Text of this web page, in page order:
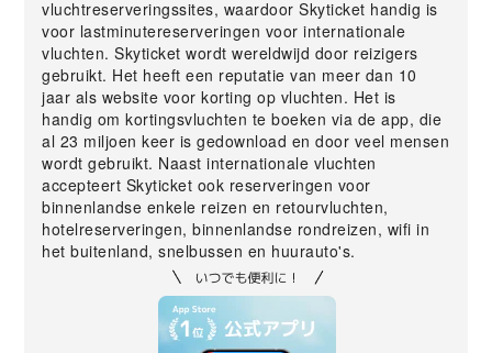
vluchtreserveringssites, waardoor Skyticket handig is
voor lastminutereserveringen voor internationale
vluchten. Skyticket wordt wereldwijd door reizigers
gebruikt. Het heeft een reputatie van meer dan 10
jaar als website voor korting op vluchten. Het is
handig om kortingsvluchten te boeken via de app, die
al 23 miljoen keer is gedownload en door veel mensen
wordt gebruikt. Naast internationale vluchten
accepteert Skyticket ook reserveringen voor
binnenlandse enkele reizen en retourvluchten,
hotelreserveringen, binnenlandse rondreizen, wifi in
het buitenland, snelbussen en huurauto's.